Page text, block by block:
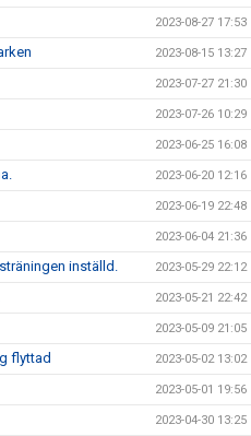
2023-08-27 17:53
2023-08-15 13:27
2023-07-27 21:30
2023-07-26 10:29
2023-06-25 16:08
2023-06-20 12:16
2023-06-19 22:48
2023-06-04 21:36
inställd. 2023-05-29 22:12
2023-05-21 22:42
2023-05-09 21:05
flyttad 2023-05-02 13:02
2023-05-01 19:56
2023-04-30 13:25